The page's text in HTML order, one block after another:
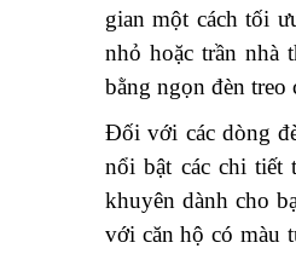
gian một cách tối
nhỏ hoặc trần nhà
bằng ngọn đèn treo
Đối với các dòng
nổi bật các chi tiết
khuyên dành cho
với căn hộ có màu